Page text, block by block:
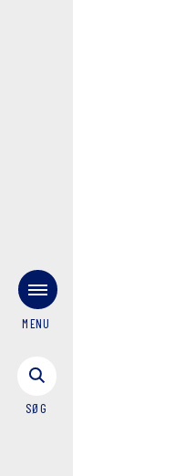
MENU
SØG